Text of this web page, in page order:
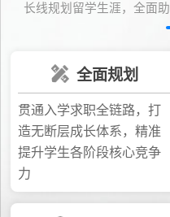
长线规划留学生涯，全面
全面规划
贯通入学求职全链路，打
造无断层成长体系，精准
提升学生各阶段核心竞争
力